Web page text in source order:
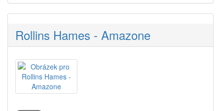
Rollins Hames - Amazone